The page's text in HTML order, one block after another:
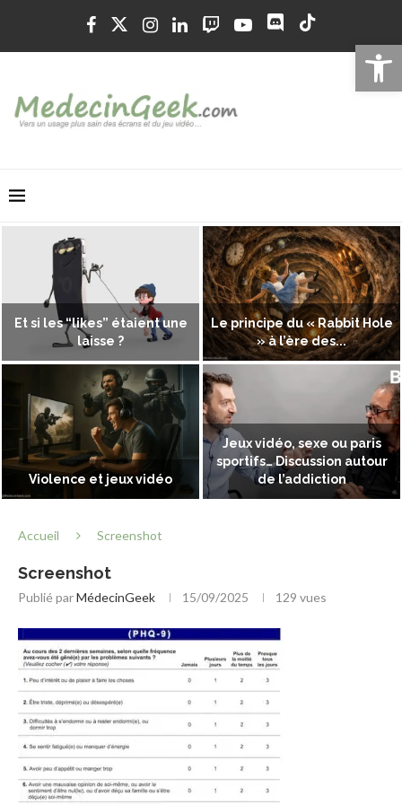
Ouvrir
Et si les “likes” étaient une
laisse ?
Le principe du « Rabbit Hole
» à l’ère des...
Violence et jeux vidéo
Jeux vidéo, sexe ou paris
sportifs… Discussion autour
de l’addiction
Accueil Screenshot
Screenshot
Publié parMédecinGeek 15/09/2025 129 vues